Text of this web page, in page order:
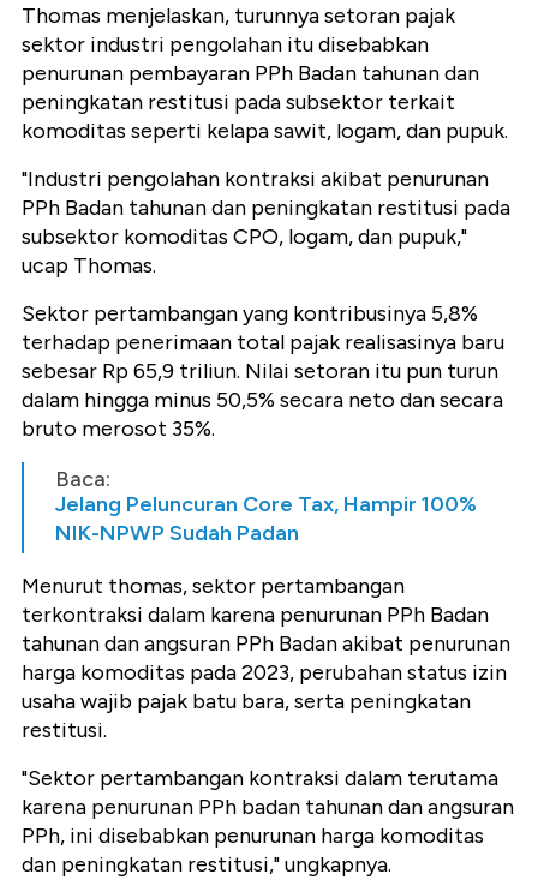
Thomas menjelaskan, turunnya setoran pajak
sektor industri pengolahan itu disebabkan
penurunan pembayaran PPh Badan tahunan dan
peningkatan restitusi pada subsektor terkait
komoditas seperti kelapa sawit, logam, dan pupuk.
"Industri pengolahan kontraksi akibat penurunan
PPh Badan tahunan dan peningkatan restitusi pada
subsektor komoditas CPO, logam, dan pupuk,"
ucap Thomas.
Sektor pertambangan yang kontribusinya 5,8%
terhadap penerimaan total pajak realisasinya baru
sebesar Rp 65,9 triliun. Nilai setoran itu pun turun
dalam hingga minus 50,5% secara neto dan secara
bruto merosot 35%.
Baca:
Jelang Peluncuran Core Tax, Hampir 100%
NIK-NPWP Sudah Padan
Menurut thomas, sektor pertambangan
terkontraksi dalam karena penurunan PPh Badan
tahunan dan angsuran PPh Badan akibat penurunan
harga komoditas pada 2023, perubahan status izin
usaha wajib pajak batu bara, serta peningkatan
restitusi.
"Sektor pertambangan kontraksi dalam terutama
karena penurunan PPh badan tahunan dan angsuran
PPh, ini disebabkan penurunan harga komoditas
dan peningkatan restitusi," ungkapnya.